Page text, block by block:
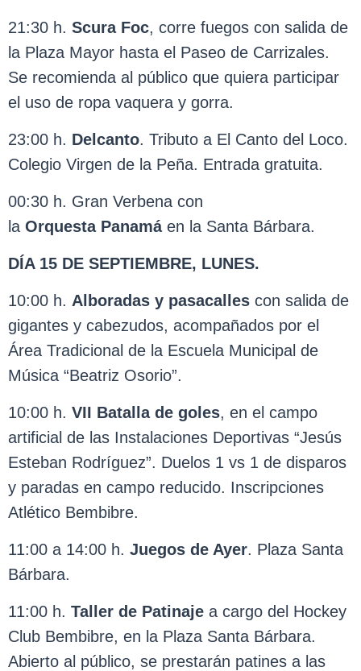
21:30 h. Scura Foc, corre fuegos con salida de
la Plaza Mayor hasta el Paseo de Carrizales.
Se recomienda al público que quiera participar
el uso de ropa vaquera y gorra.
23:00 h. Delcanto. Tributo a El Canto del Loco.
Colegio Virgen de la Peña. Entrada gratuita.
00:30 h. Gran Verbena con
la Orquesta Panamáen la Santa Bárbara.
DÍA 15 DE SEPTIEMBRE, LUNES.
10:00 h. Alboradas y pasacalles con salida de
gigantes y cabezudos, acompañados por el
Área Tradicional de la Escuela Municipal de
Música “Beatriz Osorio”.
10:00 h. VII Batalla de goles, en el campo
artificial de las Instalaciones Deportivas “Jesús
Esteban Rodríguez”. Duelos 1 vs 1 de disparos
y paradas en campo reducido. Inscripciones
Atlético Bembibre.
11:00 a 14:00 h. Juegos de Ayer. Plaza Santa
Bárbara.
11:00 h. Taller de Patinaje a cargo del Hockey
Club Bembibre, en la Plaza Santa Bárbara.
Abierto al público, se prestarán patines a las